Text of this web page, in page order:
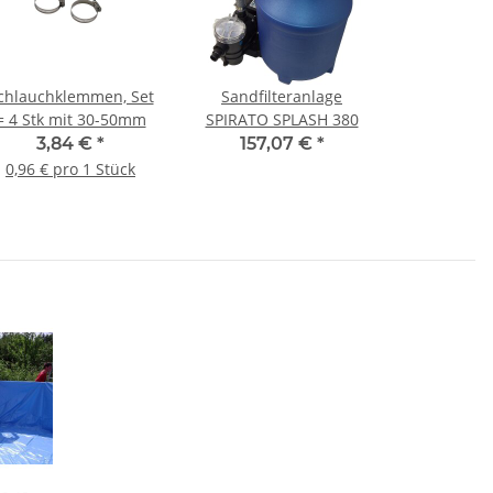
Set
4 Stk mit 30-50mm
3,84 € *
0,96 € pro 1 Stück
Sandfilteranlage
SPIRATO SPLASH 380
157,07 € *